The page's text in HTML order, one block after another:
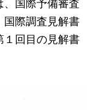
、国際予備審査
国際調査見解書
１回目の見解書